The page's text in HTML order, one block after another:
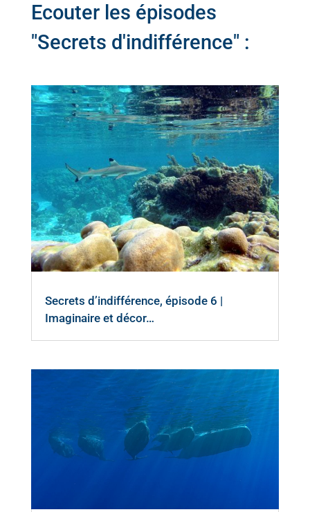
Ecouter les épisodes
"Secrets d'indifférence" :
Secrets d’indifférence, épisode 6 |
Imaginaire et décor…